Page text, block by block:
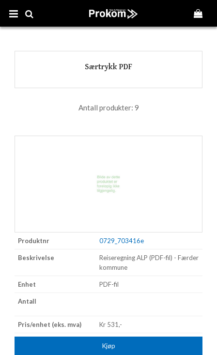
Særtrykk PDF
Antall produkter: 9
0729_703416e
Reiseregning ALP (PDF-fil) - Færder
kommune
PDF-fil
Kr 531,-
Kjøp